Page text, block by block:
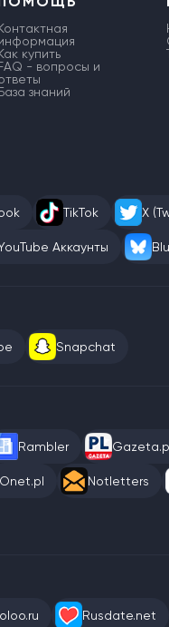
купить
- вопросы и
знаний
TikTok X
Аккаунты
Snapchat
Rambler
Onet.pl Notletters
Rusdate.net